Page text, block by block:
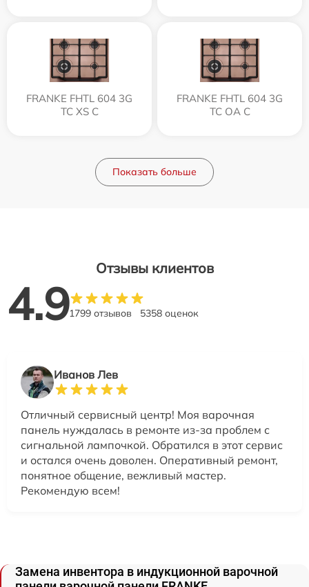
FRANKE FHTL 604 3G
TC XS C
FRANKE FHTL 604 3G
TC OA C
Показать больше
Отзывы клиентов
4.91799 отзывов 5358 оценок
Иванов Лев
Отличный сервисный центр! Моя варочная
панель нуждалась в ремонте из-за проблем с
сигнальной лампочкой. Обратился в этот сервис
и остался очень доволен. Оперативный ремонт,
понятное общение, вежливый мастер.
Рекомендую всем!
Замена инвентора в индукционной варочной